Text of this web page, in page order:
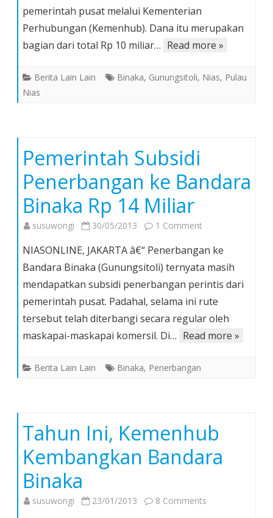
Miliar
Kembangkan
Binaka
pemerintah pusat melalui Kementerian
Perhubungan (Kemenhub). Dana itu merupakan
bagian dari total Rp 10 miliar… Read more »
Berita Lain Lain Binaka, Gunungsitoli, Nias, Pulau
Nias
Pemerintah Subsidi
Penerbangan ke Bandara
Binaka Rp 14 Miliar
susuwongi 30/05/2013 1 Comment
Subsidi
Penerbangan
ke
Bandara
Binaka
Rp
NIASONLINE, JAKARTA â€“ Penerbangan ke
Bandara Binaka (Gunungsitoli) ternyata masih
mendapatkan subsidi penerbangan perintis dari
pemerintah pusat. Padahal, selama ini rute
tersebut telah diterbangi secara regular oleh
maskapai-maskapai komersil. Di… Read more »
Berita Lain Lain Binaka, Penerbangan
Tahun Ini, Kemenhub
Kembangkan Bandara
Binaka
susuwongi 23/01/2013 8 Comments